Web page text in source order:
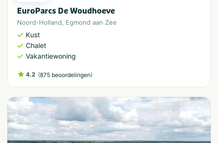
EuroParcs De Woudhoeve
Noord-Holland, Egmond aan Zee
Kust
Chalet
Vakantiewoning
4.2 (875 beoordelingen)